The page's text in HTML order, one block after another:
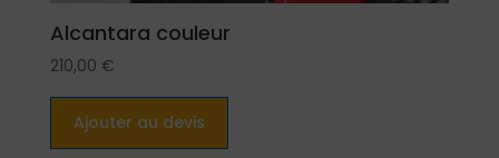
Alcantara couleur
210,00 €
Ajouter au devis